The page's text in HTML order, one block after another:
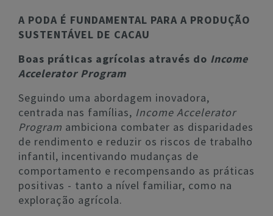
A PODA É FUNDAMENTAL PARA A PRODUÇÃO
SUSTENTÁVEL DE CACAU
Boas práticas agrícolas através do Income
Accelerator Program
Seguindo uma abordagem inovadora,
centrada nas famílias, Income Accelerator
Program ambiciona combater as disparidades
de rendimento e reduzir os riscos de trabalho
infantil, incentivando mudanças de
comportamento e recompensando as práticas
positivas - tanto a nível familiar, como na
exploração agrícola.